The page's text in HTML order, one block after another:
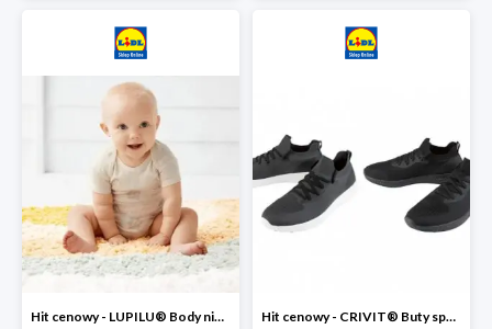
Hit cenowy - LUPILU® Body niemowlęce z biobawełny, z krótkim rękawem, 5 sztuk Hit cenowy - CRIVIT® Buty sportowe chłopięce WellWalk, 1 para